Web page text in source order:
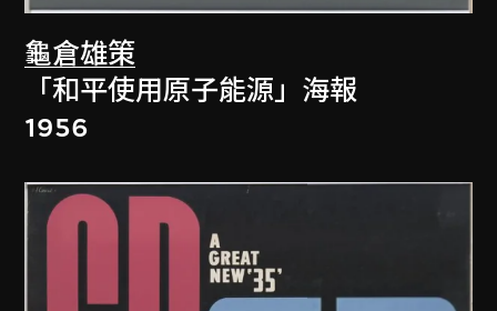
龜倉雄策
「和平使用原子能源」海報
1956